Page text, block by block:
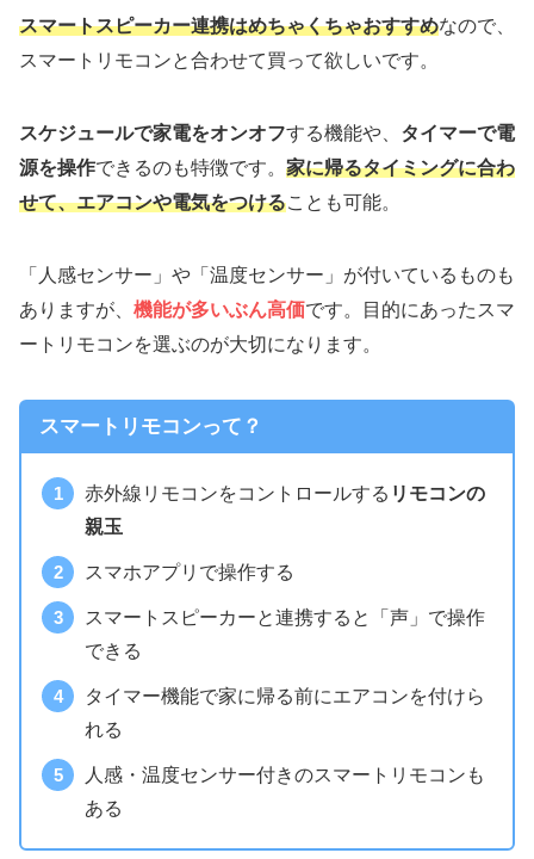
スマートスピーカー連携はめちゃくちゃおすすめなので、
スマートリモコンと合わせて買って欲しいです。
スケジュールで家電をオンオフする機能や、 タイマーで電
源を操作できるのも特徴です。 家に帰るタイミングに合わ
せて、エアコンや電気をつけることも可能。
「人感センサー」や「温度センサー」 が付いているものも
ありますが、 機能が多いぶん高価です。
目的にあったスマ
ートリモコンを選ぶのが大切になります。
スマートリモコンって？
赤外線リモコンをコントロールする リモコンの
親玉
スマホアプリで操作する
スマートスピーカーと連携すると「声」で操作
できる
タイマー機能で家に帰る前にエアコンを付けら
れる
人感・温度センサー付きのスマートリモコンも
ある